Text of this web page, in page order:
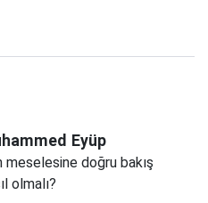
Eyüp
meselesine doğru bakış
olmalı?